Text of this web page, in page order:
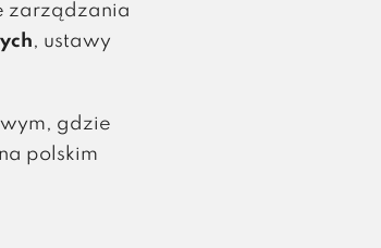
zarządzania
, ustawy
gdzie
polskim